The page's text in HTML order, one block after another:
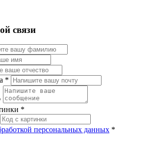
связи
*
*
персональных данных *